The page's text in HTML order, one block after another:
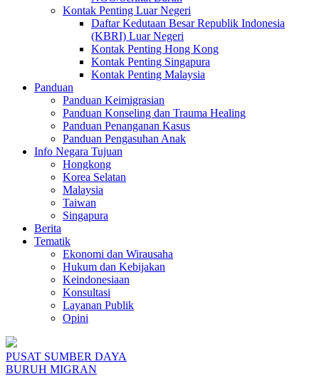
Kontak Penting Luar Negeri
Daftar Kedutaan Besar Republik Indonesia
(KBRI) Luar Negeri
Kontak Penting Hong Kong
Kontak Penting Singapura
Kontak Penting Malaysia
Panduan
Panduan Keimigrasian
Panduan Konseling dan Trauma Healing
Panduan Penanganan Kasus
Panduan Pengasuhan Anak
Info Negara Tujuan
Hongkong
Korea Selatan
Malaysia
Taiwan
Singapura
Berita
Tematik
Ekonomi dan Wirausaha
Hukum dan Kebijakan
Keindonesiaan
Konsultasi
Layanan Publik
Opini
PUSAT SUMBER DAYA
BURUH MIGRAN